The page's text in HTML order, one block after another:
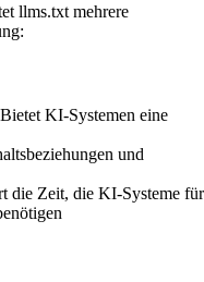
llms.txt mehrere
KI-Systemen eine
und
die Zeit, die KI-Systeme für